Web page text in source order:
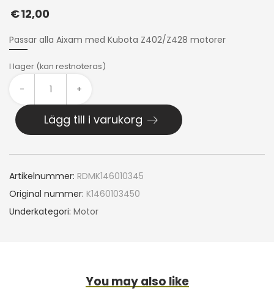
€12,00
Passar alla Aixam med Kubota Z402/Z428 motorer
I lager (kan restnoteras)
- +
Lägg till i varukorg
Artikelnummer: RDMK146010345
Original nummer: K1460103450
Underkategori: Motor
You may also like